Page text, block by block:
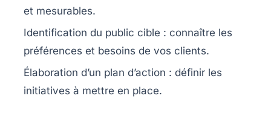
et mesurables.
Identification du public cible : connaître les
préférences et besoins de vos clients.
Élaboration d’un plan d’action : définir les
initiatives à mettre en place.